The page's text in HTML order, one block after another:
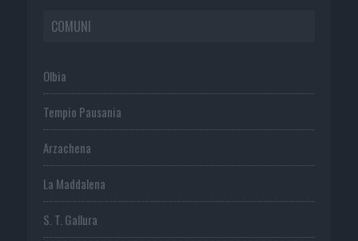
COMUNI
Olbia
Tempio Pausania
Arzachena
La Maddalena
S. T. Gallura